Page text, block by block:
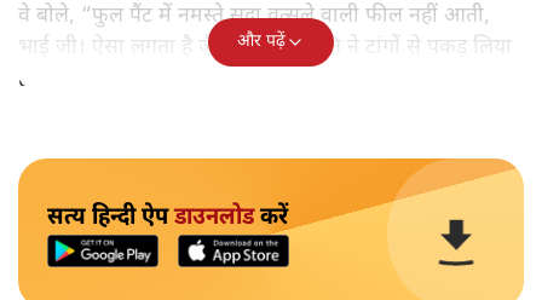
वे बोले, “फुल पैंट में नमस्ते सदा वत्सले वाली फील नहीं आती,
भाई जी। ऐसा लगता है जैसे आंग्ल संस्कृति ने टांगों से पकड़ लिया
हो।”
और पढ़ें
सत्य हिन्दी ऐपडाउनलोडकरें